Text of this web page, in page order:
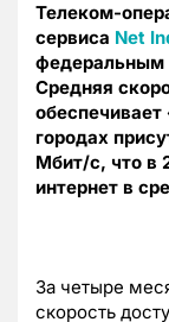
Телеком-
сервиса Net
федеральным
Средняя
городах
Мбит/c, что в
интернет в
За четыре
скорость